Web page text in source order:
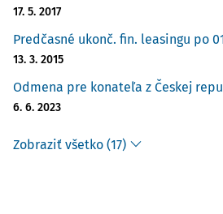
17. 5. 2017
Predčasné ukonč. fin. leasingu po
13. 3. 2015
Odmena pre konateľa z Českej
6. 6. 2023
Zobraziť všetko (17)